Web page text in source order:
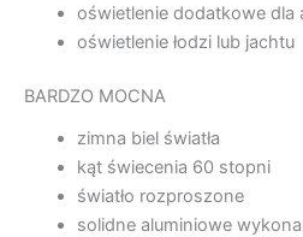
oświetlenie dodatkowe dla
oświetlenie łodzi lub jachtu
BARDZO MOCNA
zimna biel światła
kąt świecenia 60 stopni
światło rozproszone
solidne aluminiowe